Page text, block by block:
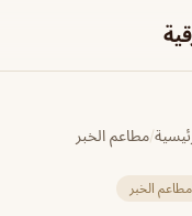
/مطاعم الخبر
مطاعم الخبر